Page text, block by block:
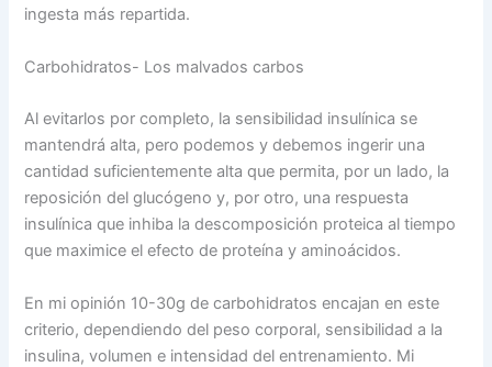
ingesta más repartida.
Carbohidratos- Los malvados carbos
Al evitarlos por completo, la sensibilidad insulínica se
mantendrá alta, pero podemos y debemos ingerir una
cantidad suficientemente alta que permita, por un lado, la
reposición del glucógeno y, por otro, una respuesta
insulínica que inhiba la descomposición proteica al tiempo
que maximice el efecto de proteína y aminoácidos.
En mi opinión 10-30g de carbohidratos encajan en este
criterio, dependiendo del peso corporal, sensibilidad a la
insulina, volumen e intensidad del entrenamiento. Mi